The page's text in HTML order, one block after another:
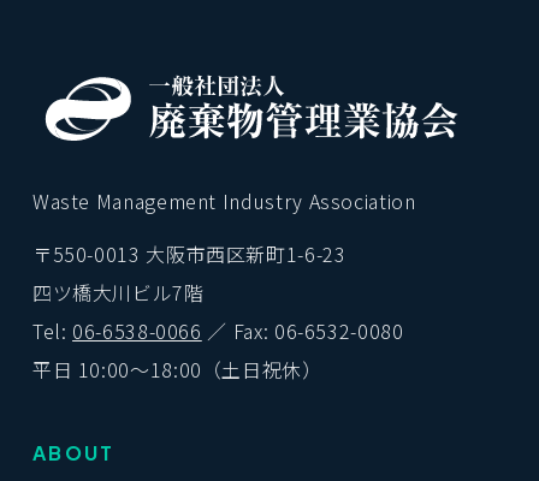
Waste Management Industry Association
〒550-0013 大阪市西区新町1-6-23
四ツ橋大川ビル7階
Tel: 06-6538-0066 ／ Fax: 06-6532-0080
平日 10:00〜18:00（土日祝休）
ABOUT